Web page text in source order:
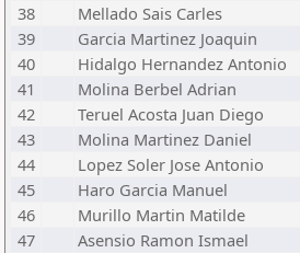
38
Mellado Sais Carles
39
Garcia Martinez Joaquin
40
Hidalgo Hernandez Antonio
41
Molina Berbel Adrian
42
Teruel Acosta Juan Diego
43
Molina Martinez Daniel
44
Lopez Soler Jose Antonio
45
Haro Garcia Manuel
46
Murillo Martin Matilde
47
Asensio Ramon Ismael